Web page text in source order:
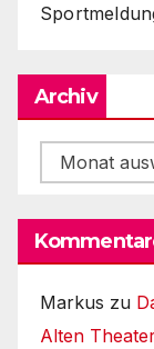
Archiv
Archiv
Markus zu
Alten